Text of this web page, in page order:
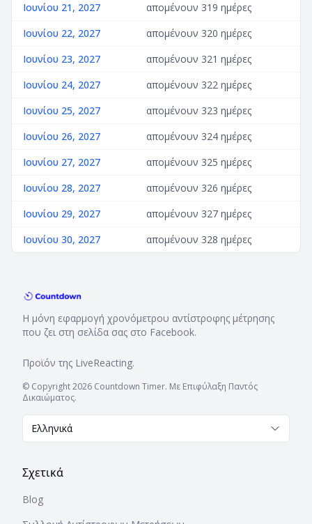
Ιουνίου 21, 2027
απομένουν 319 ημέρες
Ιουνίου 22, 2027
απομένουν 320 ημέρες
Ιουνίου 23, 2027
απομένουν 321 ημέρες
Ιουνίου 24, 2027
απομένουν 322 ημέρες
Ιουνίου 25, 2027
απομένουν 323 ημέρες
Ιουνίου 26, 2027
απομένουν 324 ημέρες
Ιουνίου 27, 2027
απομένουν 325 ημέρες
Ιουνίου 28, 2027
απομένουν 326 ημέρες
Ιουνίου 29, 2027
απομένουν 327 ημέρες
Ιουνίου 30, 2027
απομένουν 328 ημέρες
Η μόνη εφαρμογή χρονόμετρου αντίστροφης μέτρησης
που ζει στη σελίδα σας στο Facebook.
Προϊόν της LiveReacting.
© Copyright 2026 Countdown Timer. Με Επιφύλαξη Παντός
Δικαιώματος.
Ελληνικά
Σχετικά
Blog